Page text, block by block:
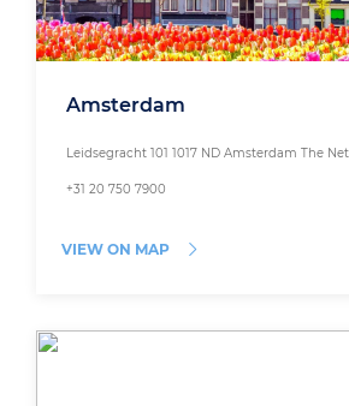
Amsterdam
Leidsegracht 101 1017 ND Amsterdam The
+31 20 750 7900
VIEW ON MAP